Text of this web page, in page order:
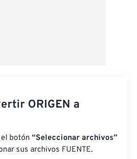
ORIGEN a
botón “Seleccionar archivos”
sus archivos FUENTE.